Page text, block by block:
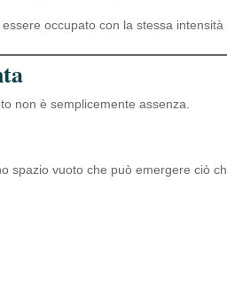
occupato con la stessa intensità
non è semplicemente assenza.
spazio vuoto che può emergere ciò